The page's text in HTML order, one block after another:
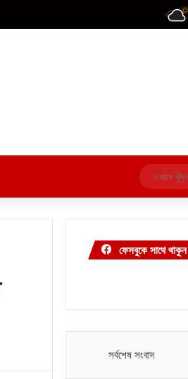
ফেসবুকে সাথে থাকুন
সর্বশেষ সংবাদ